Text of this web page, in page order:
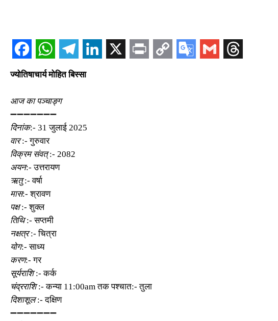
ज्योतिषाचार्य मोहित बिस्सा
आज का पञ्चाङ्ग
➖➖➖➖➖➖➖
दिनांक:- 31 जुलाई 2025
वार:- गुरुवार
विक्रम संवत्:- 2082
अयन:- उत्तरायण
ऋतु:- वर्षा
मास:- श्रावण
पक्ष:- शुक्ल
तिथि:- सप्तमी
नक्षत्र:- चित्रा
योग:- साध्य
करण:- गर
सूर्यराशि:- कर्क
चंद्रराशि:- कन्या 11:00am तक पश्चात:- तुला
दिशाशूल:- दक्षिण
➖➖➖➖➖➖➖